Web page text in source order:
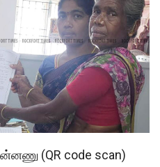
(QR code scan)